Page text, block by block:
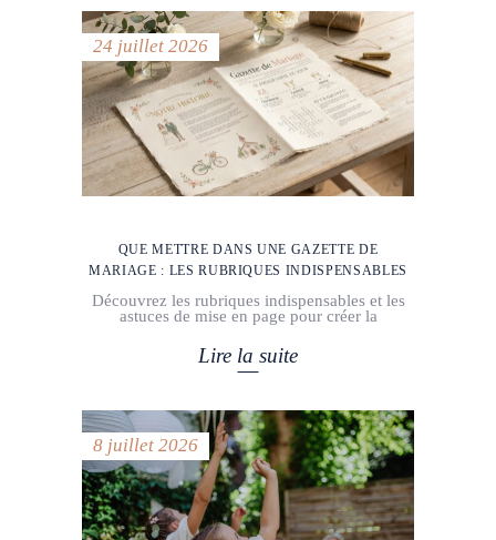
24 juillet 2026
QUE METTRE DANS UNE GAZETTE DE
MARIAGE : LES RUBRIQUES INDISPENSABLES
Découvrez les rubriques indispensables et les
astuces de mise en page pour créer la
Lire la suite
8 juillet 2026